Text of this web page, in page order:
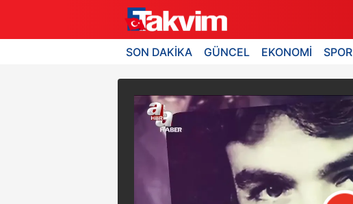
SON DAKİKA GÜNCEL EKONOMİ SPOR